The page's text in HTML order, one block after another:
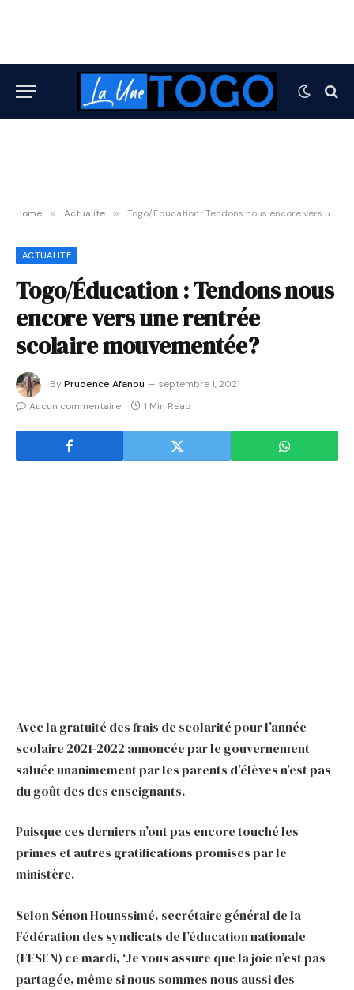
Home » Actualite » Togo/Éducation : Tendons nous encore vers une rentrée scolaire mouvementée?
ACTUALITE
Togo/Éducation : Tendons nous
encore vers une rentrée
scolaire mouvementée?
ByPrudence Afanou
septembre 1, 2021
Aucun commentaire
1 Min Read
Avec la gratuité des frais de scolarité pour l’année
scolaire 2021-2022 annoncée par le gouvernement
saluée unanimement par les parents d’élèves n’est pas
du goût des des enseignants.
Puisque ces derniers n’ont pas encore touché les
primes et autres gratifications promises par le
ministère.
Selon Sénon Hounssimé, secrétaire général de la
Fédération des syndicats de l’éducation nationale
(FESEN) ce mardi, ‘Je vous assure que la joie n’est pas
partagée, même si nous sommes nous aussi des